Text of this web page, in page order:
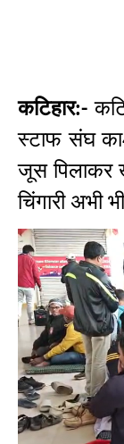
कटिहार:-
स्टाफ संघ का
जूस पिलाकर
चिंगारी अभी